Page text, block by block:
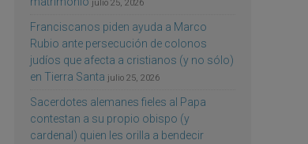
julio 25, 2026
Franciscanos piden ayuda a Marco
Rubio ante persecución de colonos
judíos que afecta a cristianos (y no sólo)
en Tierra Santa julio 25, 2026
Sacerdotes alemanes fieles al Papa
contestan a su propio obispo (y
cardenal) quien les orilla a bendecir